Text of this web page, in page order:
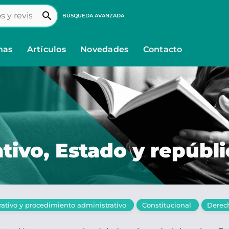
search BÚSQUEDA AVANZADA
Artículos Novedades Contacto
Estado y
y procedimiento administrativo Constitucional